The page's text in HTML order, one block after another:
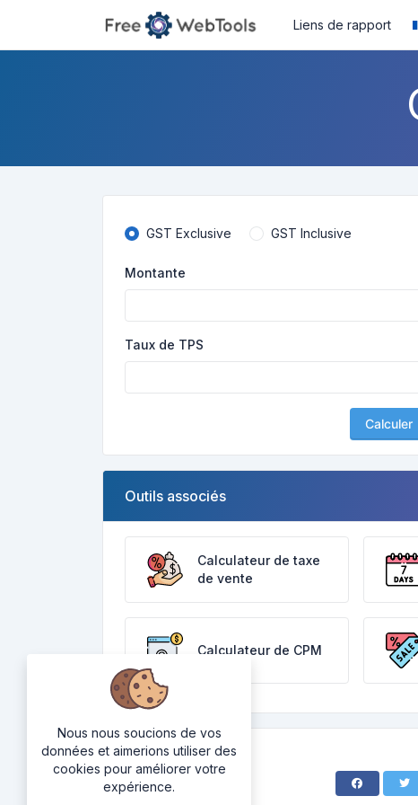
Liens de rapport
GST Exclusive GST Inclusive
Montante
Taux de TPS
Calculer
Outils associés
Calculateur de taxe
de vente
Calculateur de CPM
Nous nous soucions de vos
données et aimerions utiliser des
cookies pour améliorer votre
expérience.